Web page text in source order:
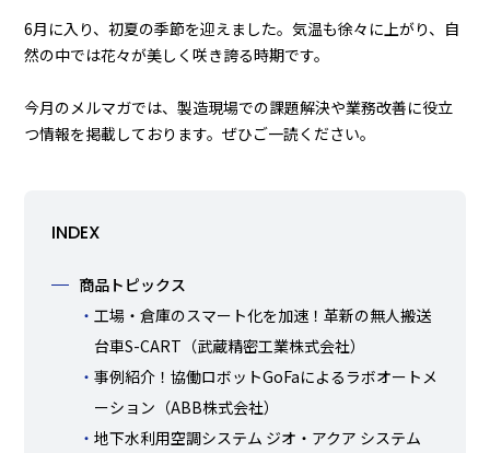
6月に入り、初夏の季節を迎えました。気温も徐々に上がり、自
然の中では花々が美しく咲き誇る時期です。
今月のメルマガでは、製造現場での課題解決や業務改善に役立
つ情報を掲載しております。ぜひご一読ください。
INDEX
商品トピックス
工場・倉庫のスマート化を加速！革新の無人搬送
台車S-CART（武蔵精密工業株式会社）
事例紹介！協働ロボットGoFaによるラボオートメ
ーション（ABB株式会社）
地下水利用空調システム ジオ・アクア システム